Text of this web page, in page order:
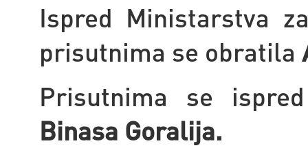
Ispred Ministarstva
prisutnima se obratila
Prisutnima se
Binasa Goralija.